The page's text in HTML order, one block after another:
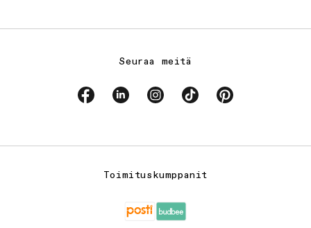
Seuraa meitä
FacebookLinkedinInstagramTikTokPinterest
Toimituskumppanit